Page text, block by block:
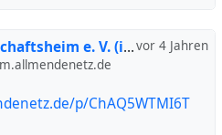
vor 4 Jahren
e. V. (inoffiziell)
p/ChAQ5WTMI6T